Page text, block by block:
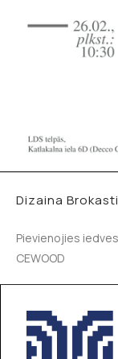
Dizaina
Pievienojies
CEWOOD